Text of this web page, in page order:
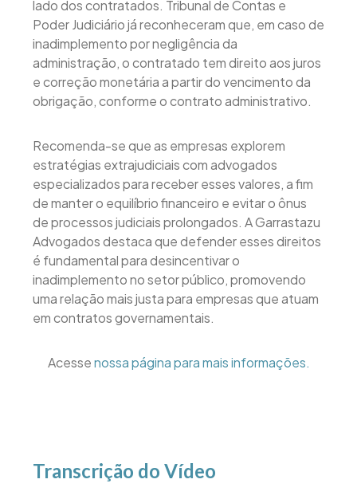
lado dos contratados. Tribunal de Contas e
Poder Judiciário já reconheceram que, em caso de
inadimplemento por negligência da
administração, o contratado tem direito aos juros
e correção monetária a partir do vencimento da
obrigação, conforme o contrato administrativo.
Recomenda-se que as empresas explorem
estratégias extrajudiciais com advogados
especializados para receber esses valores, a fim
de manter o equilíbrio financeiro e evitar o ônus
de processos judiciais prolongados. A Garrastazu
Advogados destaca que defender esses direitos
é fundamental para desincentivar o
inadimplemento no setor público, promovendo
uma relação mais justa para empresas que atuam
em contratos governamentais.
Acessenossa página para mais informações.
Transcrição do Vídeo